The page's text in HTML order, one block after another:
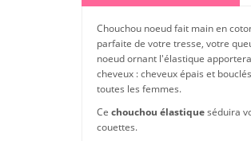
Chouchou noeud fait main en
parfaite de votre tresse, votre
noeud ornant l'élastique
cheveux : cheveux épais et
toutes les femmes.
Ce chouchou élastiqueséduira
couettes.